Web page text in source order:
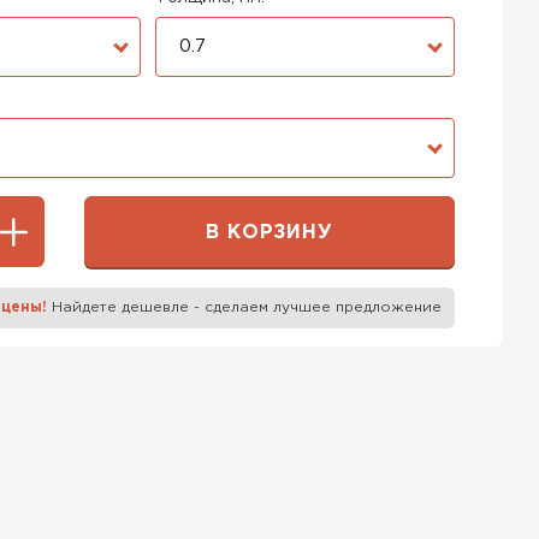
0.7
В КОРЗИНУ
Найдете дешевле - сделаем лучшее предложение